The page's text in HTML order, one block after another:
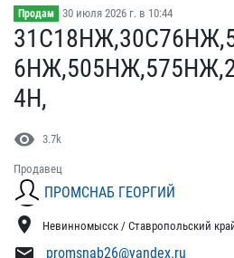
Продам 30 июля 2026 г. в 10:44
4Н,
visibility 3.7k
Продавец
ПРОМСНАБ ГЕОРГИЙ
location_on Невинномысск / Ставропольский
promsnab26@yandex.ru